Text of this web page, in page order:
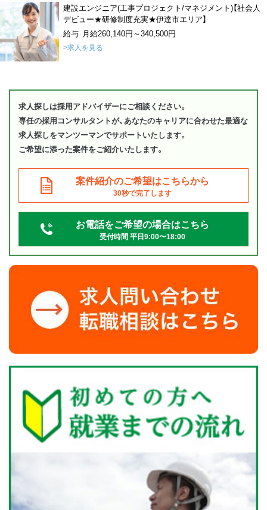
建設エンジニア(工事プロジェクト/マネジメント)【社会人
デビュー★研修制度充実★伊達市エリア】
給与 月給260,140円～340,500円
>求人を見る
求人探しは採用アドバイザーにご相談ください。
専任の採用コンサルタントが、あなたのキャリアに合わせた最適な
求人探しをマンツーマンでサポートいたします。
ご希望に添った案件をご紹介いたします。
案件紹介のご希望はこちらから
30秒で完了します
お電話をご希望の場合はこちら
受付時間 平日9:00〜18:00